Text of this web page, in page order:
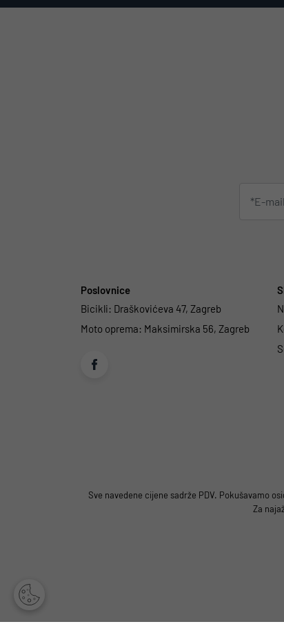
Poslovnice
Bicikli: Draškovićeva 47, Zagreb
Moto oprema: Maksimirska 56, Zagreb
Sve navedene cijene sadrže PDV. Pokušavamo
Za